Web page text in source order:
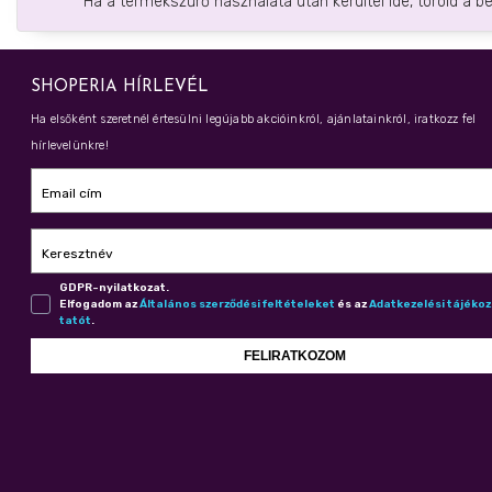
SHOPERIA HÍRLEVÉL
Ha elsőként szeretnél értesülni legújabb akcióinkról, ajánlatainkról, iratkozz fel
hírlevelünkre!
Email cím
Keresztnév
GDPR-nyilatkozat.
Elfogadom azÁl­ta­lá­nos szer­ző­dé­si fel­té­te­le­ket és azAdat­ke­ze­lé­si
ta­tót.
FELIRATKOZOM